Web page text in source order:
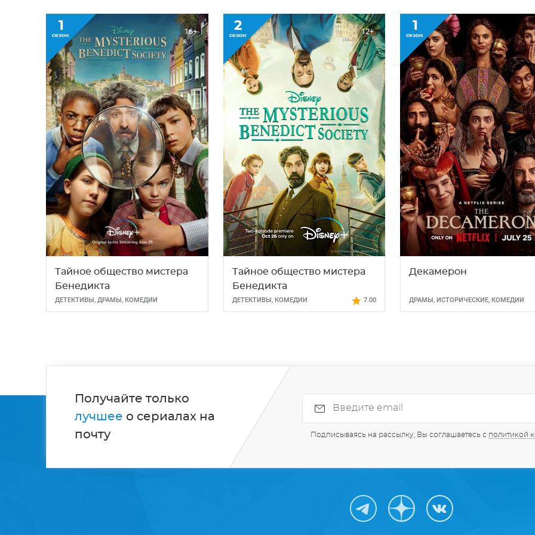
1
сезон 16+
Тайное общество мистера
Бенедикта
ДЕТЕКТИВЫ, ДРАМЫ, КОМЕДИИ
2
сезон 12+
Тайное общество мистера
Бенедикта
ДЕТЕКТИВЫ, КОМЕДИИ 7.00
1
сезон
Декамерон
ДРАМЫ,ИСТОРИЧЕСКИЕ,КОМЕДИИ
Получайте только
лучшее о сериалах на
почту
Подписываясь на рассылку, Вы соглашаетесь с политикой